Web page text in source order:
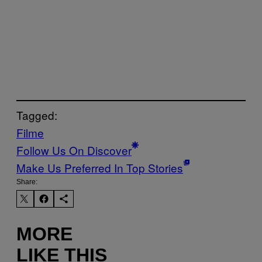
Tagged:
Filme
Follow Us On Discover
Make Us Preferred In Top Stories
Share:
MORE
LIKE THIS